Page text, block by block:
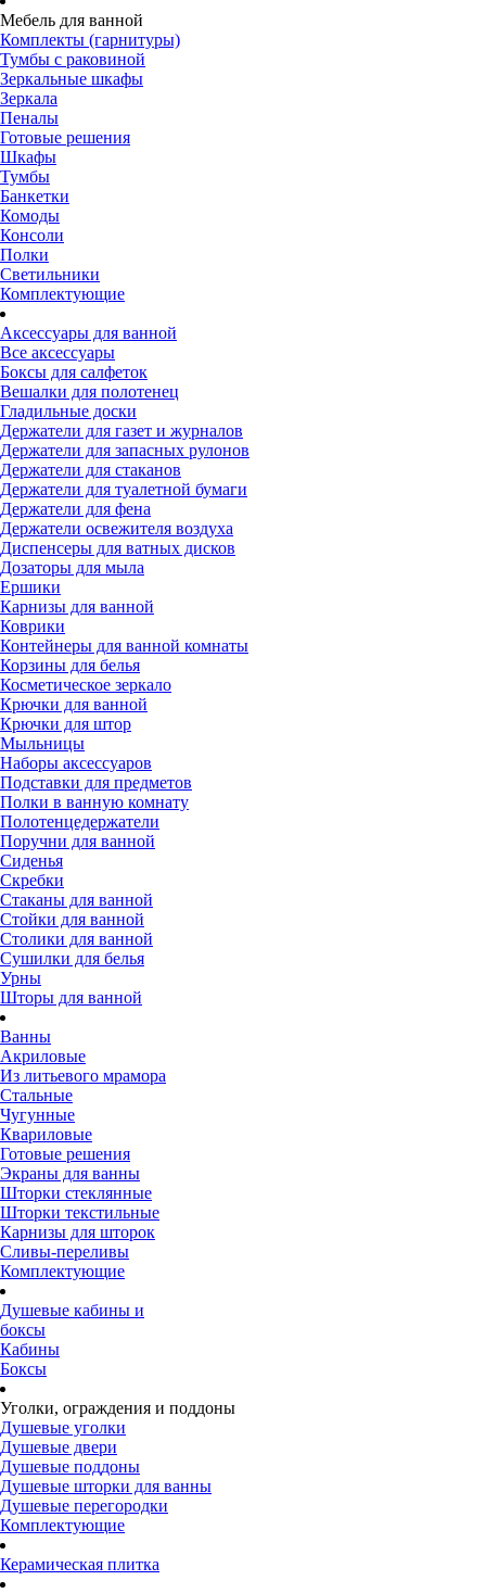
Мебель для ванной
Комплекты (гарнитуры)
Тумбы с раковиной
Зеркальные шкафы
Зеркала
Пеналы
Готовые решения
Шкафы
Тумбы
Банкетки
Комоды
Консоли
Полки
Светильники
Комплектующие
Аксессуары для ванной
Все аксессуары
Боксы для салфеток
Вешалки для полотенец
Гладильные доски
Держатели для газет и журналов
Держатели для запасных рулонов
Держатели для стаканов
Держатели для туалетной бумаги
Держатели для фена
Держатели освежителя воздуха
Диспенсеры для ватных дисков
Дозаторы для мыла
Ершики
Карнизы для ванной
Коврики
Контейнеры для ванной комнаты
Корзины для белья
Косметическое зеркало
Крючки для ванной
Крючки для штор
Мыльницы
Наборы аксессуаров
Подставки для предметов
Полки в ванную комнату
Полотенцедержатели
Поручни для ванной
Сиденья
Скребки
Стаканы для ванной
Стойки для ванной
Столики для ванной
Сушилки для белья
Урны
Шторы для ванной
Ванны
Акриловые
Из литьевого мрамора
Стальные
Чугунные
Квариловые
Готовые решения
Экраны для ванны
Шторки стеклянные
Шторки текстильные
Карнизы для шторок
Сливы-переливы
Комплектующие
Душевые кабины и
боксы
Кабины
Боксы
Уголки, ограждения и поддоны
Душевые уголки
Душевые двери
Душевые поддоны
Душевые шторки для ванны
Душевые перегородки
Комплектующие
Керамическая плитка